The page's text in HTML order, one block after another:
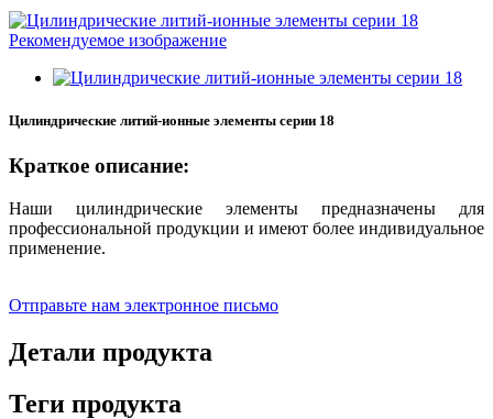
Цилиндрические литий-ионные элементы серии 18
Краткое описание:
Наши цилиндрические элементы предназначены для
профессиональной продукции и имеют более индивидуальное
применение.
Отправьте нам электронное письмо
Детали продукта
Теги продукта